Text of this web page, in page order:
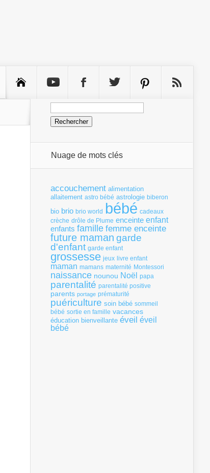
Rechercher :
Nuage de mots clés
accouchement alimentation
allaitement astro bébé astrologie biberon
bio brio brio world bébé cadeaux
crèche drôle de Plume enceinte enfant
enfants famille femme enceinte
future maman garde
d'enfant garde enfant
grossesse jeux livre enfant
maman mamans maternité Montessori
naissance nounou Noël papa
parentalité parentalité positive
parents portage prématurité
puériculture soin bébé sommeil
bébé sortie en famille vacances
éducation bienveillante éveil éveil
bébé